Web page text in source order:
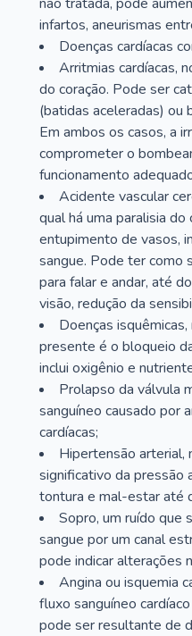
infartos, aneurismas
Doenças cardíacas
Arritmias cardíacas,
do coração. Pode ser
(batidas aceleradas) ou
Em ambos os casos, a
comprometer o
funcionamento
Acidente vascular
qual há uma paralisia
entupimento de vasos,
sangue. Pode ter como
para falar e andar, até
visão, redução da
Doenças
presente é o bloqueio
inclui oxigênio e
Prolapso da válvula
sanguíneo causado por
cardíacas;
Hipertensão arterial,
significativo da pressão
tontura e mal-estar até
Sopro, um ruído que
sangue por um canal
pode indicar alterações
Angina ou isquemia
fluxo sanguíneo
pode ser resultante de